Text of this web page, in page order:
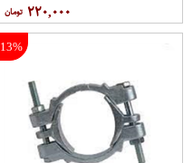
۲۲۰,۰۰۰
13%